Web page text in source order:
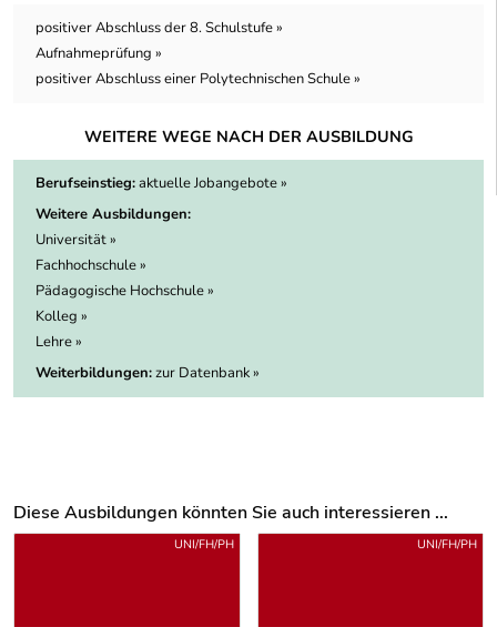
positiver Abschluss der 8. Schulstufe »
Aufnahmeprüfung »
positiver Abschluss einer Polytechnischen Schule »
WEITERE WEGE NACH DER AUSBILDUNG
Berufseinstieg:aktuelle Jobangebote »
Weitere Ausbildungen:
Universität »
Fachhochschule »
Pädagogische Hochschule »
Kolleg »
Lehre »
Weiterbildungen:zur Datenbank »
Diese Ausbildungen könnten Sie auch interessieren ...
Uber weitere Ausbildungsvorschläge
UNI/FH/PH UNI/FH/PH